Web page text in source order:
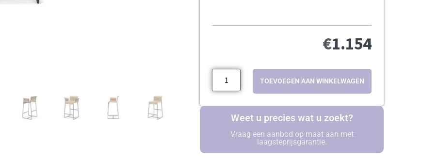
€1.154
TOEVOEGEN AAN WINKELWAGEN
Weet u precies wat u zoekt?
Vraag een aanbod op maat aan met
laagsteprijsgarantie.